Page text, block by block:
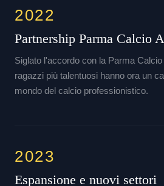
2022
Partnership Parma Calcio
Siglato l'accordo con la Parma
ragazzi più talentuosi hanno ora un
mondo del calcio professionistico.
2023
Espansione e nuovi settori